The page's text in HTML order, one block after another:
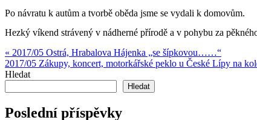
Po návratu k autům a tvorbě oběda jsme se vydali k domovům.
Hezký víkend strávený v nádherné přírodě a v pohybu za
Navigace
pro
« 2017/05 Ostrá, Hrabalova Hájenka „se šípkovou……“
2017/05 Zákupy, koncert, motorkářské peklo u České Lípy na
Hledat
Hledat
Poslední příspěvky